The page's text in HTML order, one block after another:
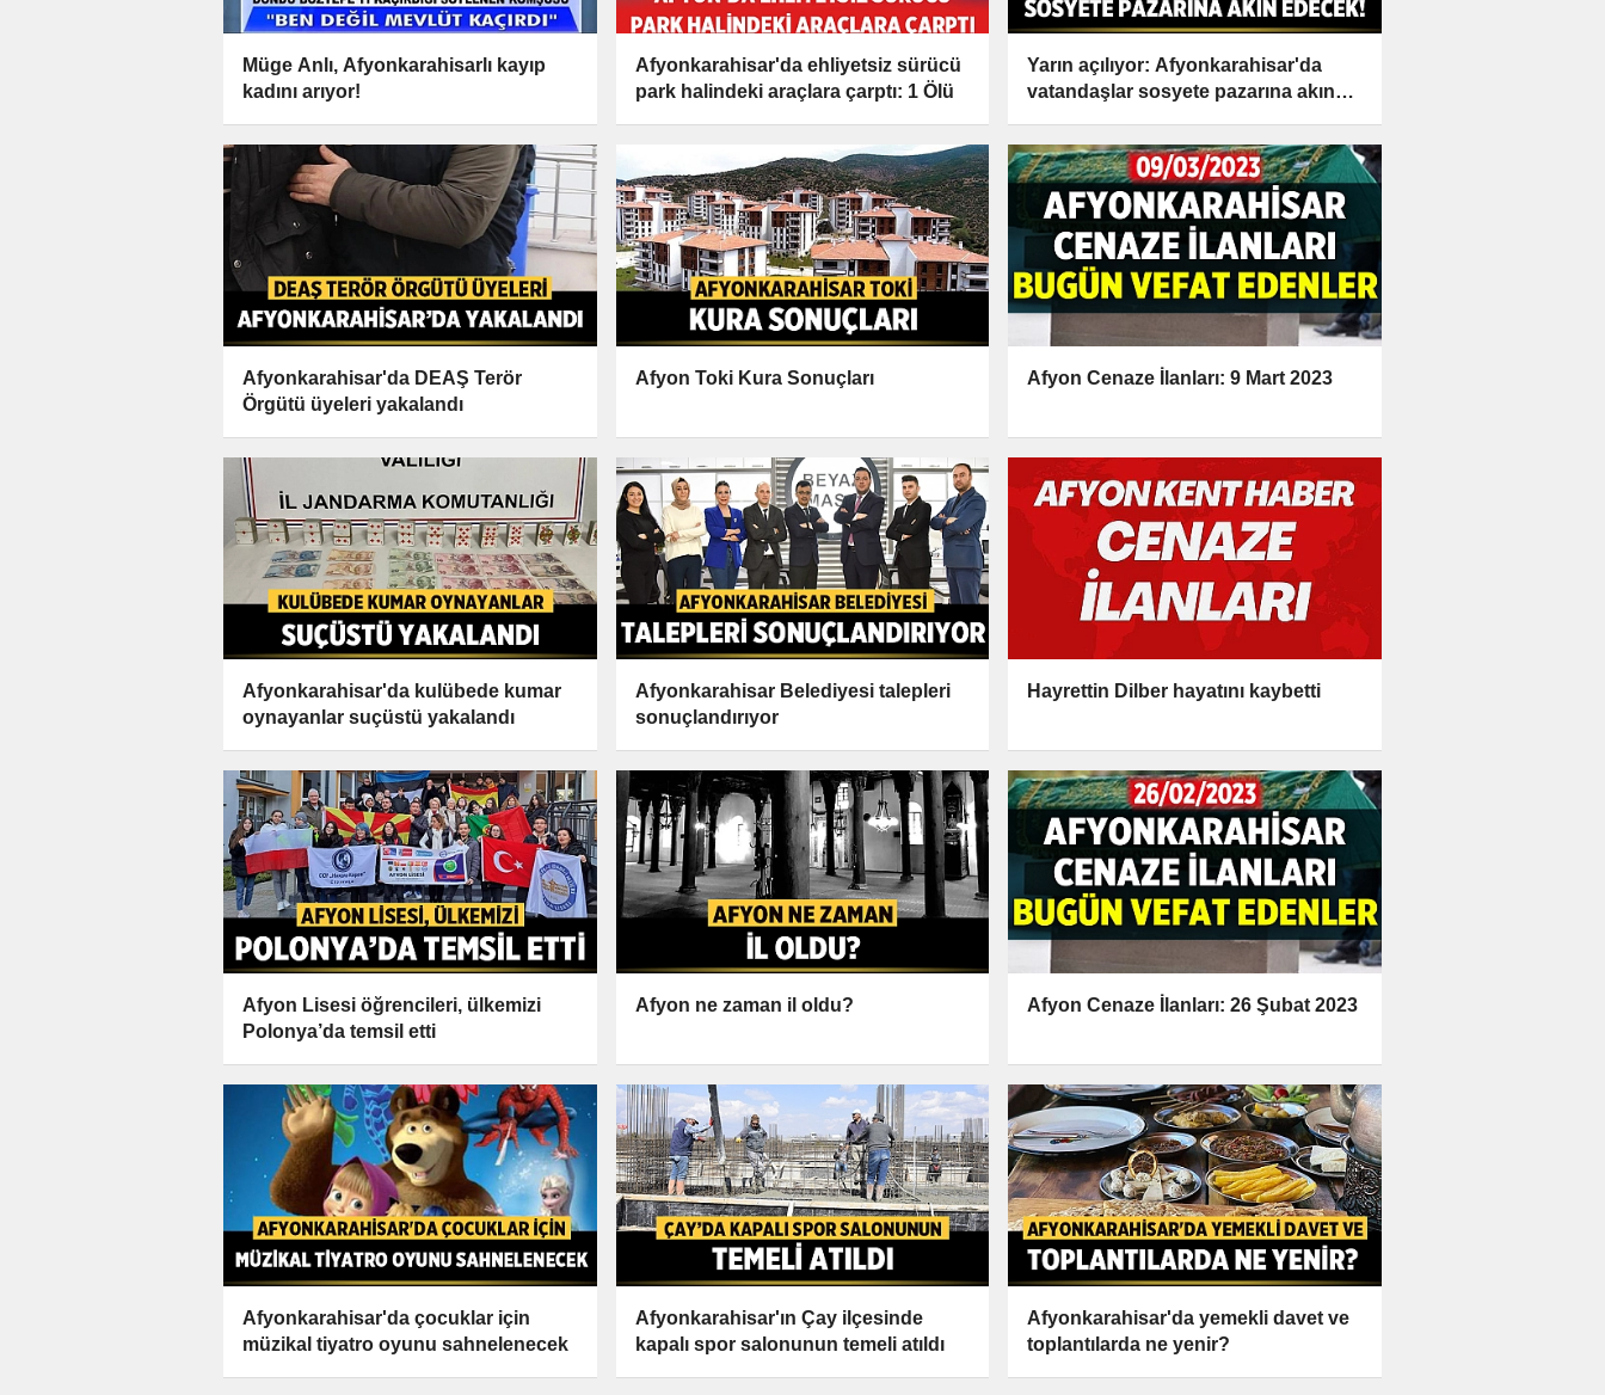
Müge Anlı, Afyonkarahisarlı kayıp
kadını arıyor!
Afyonkarahisar'da ehliyetsiz sürücü
park halindeki araçlara çarptı: 1 Ölü
Yarın açılıyor: Afyonkarahisar'da
vatandaşlar sosyete pazarına akın
Afyonkarahisar'da DEAŞ Terör
Örgütü üyeleri yakalandı
Afyon Toki Kura Sonuçları Afyon Cenaze İlanları: 9 Mart 2023
Afyonkarahisar'da kulübede kumar
oynayanlar suçüstü yakalandı
Afyonkarahisar Belediyesi talepleri
sonuçlandırıyor
Hayrettin Dilber hayatını kaybetti
Afyon Lisesi öğrencileri, ülkemizi
Polonya’da temsil etti
Afyon ne zaman il oldu? Afyon Cenaze İlanları: 26 Şubat 2023
Afyonkarahisar'da çocuklar için
müzikal tiyatro oyunu sahnelenecek
Afyonkarahisar'ın Çay ilçesinde
kapalı spor salonunun temeli atıldı
Afyonkarahisar'da yemekli davet ve
toplantılarda ne yenir?